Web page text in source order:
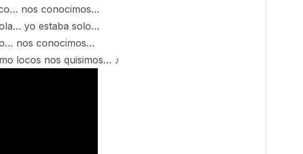
nos conocimos…
yo estaba solo…
nos conocimos…
locos nos quisimos… ♪